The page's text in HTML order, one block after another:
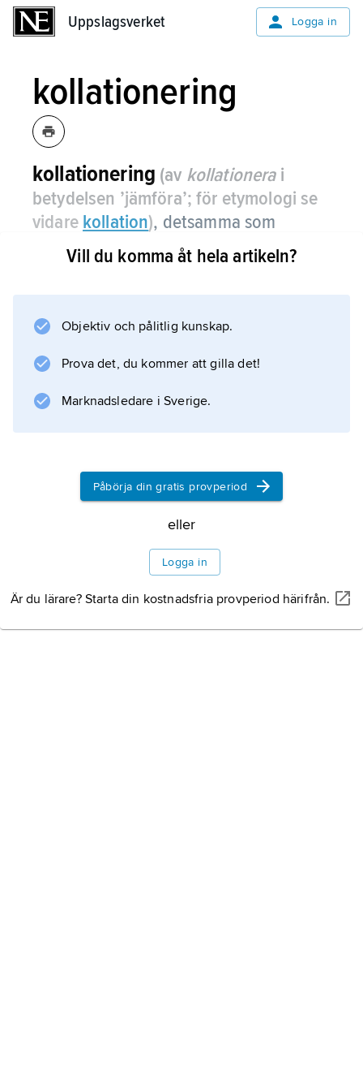
Uppslagsverket Logga in
kollationering
kollationering (av kollationerai
betydelsen ’jämföra’; för etymologi se
vidare kollation), detsamma som
kollation .
Vill du komma åt hela artikeln?
Objektiv och pålitlig kunskap.
Prova det, du kommer att gilla det!
Marknadsledare i Sverige.
Påbörja din gratis provperiod
eller
Logga in
Är du lärare? Starta din kostnadsfria provperiod härifrån.